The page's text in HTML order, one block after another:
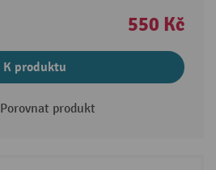
550 Kč
K produktu
Porovnat produkt